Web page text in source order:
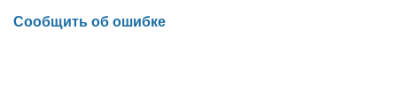
Сообщить об ошибке